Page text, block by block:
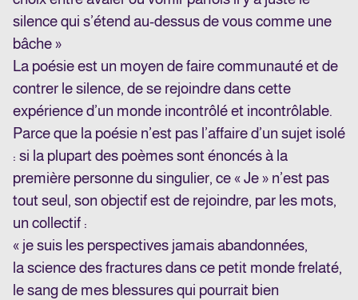
silence qui s’étend au-dessus de vous comme une
bâche »
La poésie est un moyen de faire communauté et de
contrer le silence, de se rejoindre dans cette
expérience d’un monde incontrôlé et incontrôlable.
Parce que la poésie n’est pas l’affaire d’un sujet isolé
: si la plupart des poèmes sont énoncés à la
première personne du singulier, ce « Je » n’est pas
tout seul, son objectif est de rejoindre, par les mots,
un collectif :
« je suis les perspectives jamais abandonnées,
la science des fractures dans ce petit monde frelaté,
le sang de mes blessures qui pourrait bien